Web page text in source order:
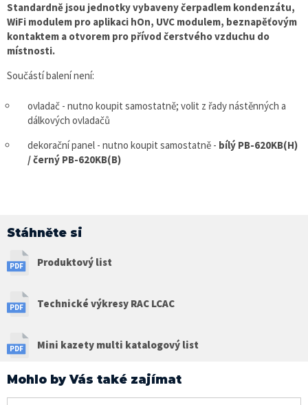
Standardně jsou jednotky vybaveny čerpadlem kondenzátu,
WiFi modulem pro aplikaci hOn, UVC modulem, beznapěťovým
kontaktem a otvorem pro přívod čerstvého vzduchu do
místnosti.
Součástí balení není:
ovladač - nutno koupit samostatně; volit z řady nástěnných a
dálkových ovladačů
dekorační panel - nutno koupit samostatně - bílý PB-620KB(H)
/ černý PB-620KB(B)
Stáhněte si
Produktový list
Technické výkresy RAC LCAC
Mini kazety multi katalogový list
Mohlo by Vás také zajímat